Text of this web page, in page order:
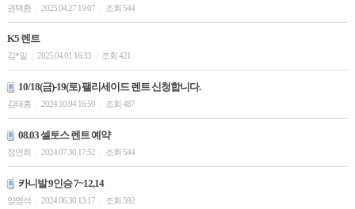
권택환 2025.04.27 19:07 조회 544
K5 렌트
김*일 2025.04.01 16:33 조회 421
10/18(금)-19(토) 팰리세이드 렌트 신청합니다.
김태흥 2024.10.04 16:59 조회 487
08.03 셀토스 렌트 예약
정연희 2024.07.30 17:52 조회 544
카니발 9인승 7~12,14
양영석 2024.06.30 13:17 조회 592